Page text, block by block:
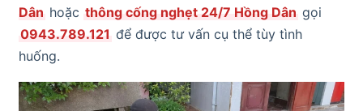
Dân hoặc thông cống nghẹt 24/7 Hồng Dân gọi
0943.789.121 để được tư vấn cụ thể tùy tình
huống.